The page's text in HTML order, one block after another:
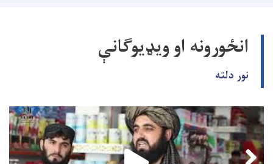
انځورونه او ویډیوګانې
نور دلته